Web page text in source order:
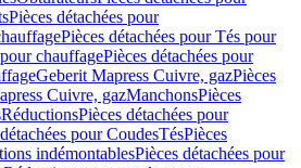
Pièces détachées pour
Pièces détachées pour Tés pour
chauffagePièces détachées pour
Geberit Mapress Cuivre, gazPièces
Cuivre, gazManchonsPièces
RéductionsPièces détachées pour
pour CoudesTésPièces
indémontablesPièces détachées pour